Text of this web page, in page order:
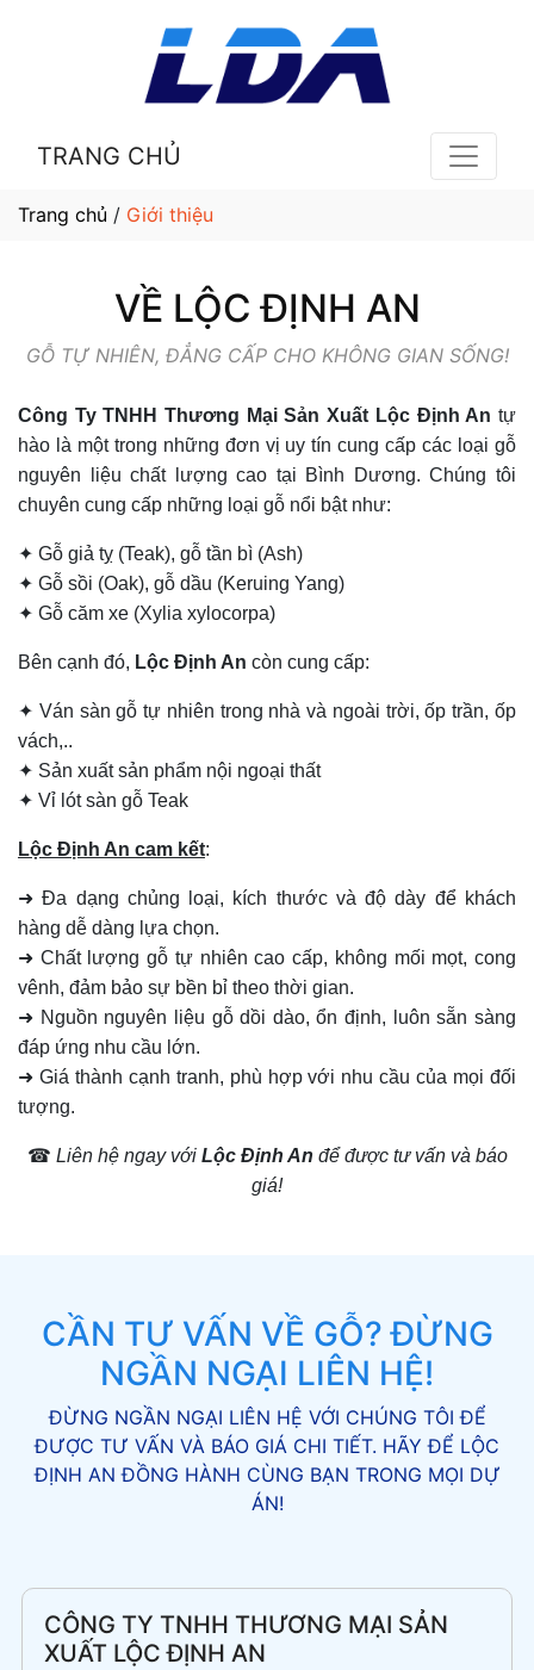
TRANG CHỦ
Trang chủ / Giới thiệu
VỀ LỘC ĐỊNH AN
GỖ TỰ NHIÊN, ĐẲNG CẤP CHO KHÔNG GIAN SỐNG!
Công Ty TNHH Thương Mại Sản Xuất Lộc Định An tự
hào là một trong những đơn vị uy tín cung cấp các loại gỗ
nguyên liệu chất lượng cao tại Bình Dương. Chúng tôi
chuyên cung cấp những loại gỗ nổi bật như:
✦ Gỗ giả tỵ (Teak), gỗ tần bì (Ash)
✦ Gỗ sồi (Oak), gỗ dầu (Keruing Yang)
✦ Gỗ căm xe (Xylia xylocorpa)
Bên cạnh đó, Lộc Định An còn cung cấp:
✦ Ván sàn gỗ tự nhiên trong nhà và ngoài trời, ốp trần, ốp
vách,..
✦ Sản xuất sản phẩm nội ngoại thất
✦ Vỉ lót sàn gỗ Teak
Lộc Định An cam kết:
➜ Đa dạng chủng loại, kích thước và độ dày để khách
hàng dễ dàng lựa chọn.
➜ Chất lượng gỗ tự nhiên cao cấp, không mối mọt, cong
vênh, đảm bảo sự bền bỉ theo thời gian.
➜ Nguồn nguyên liệu gỗ dồi dào, ổn định, luôn sẵn sàng
đáp ứng nhu cầu lớn.
➜ Giá thành cạnh tranh, phù hợp với nhu cầu của mọi đối
tượng.
☎ Liên hệ ngay với Lộc Định An để được tư vấn và báo
giá!
CẦN TƯ VẤN VỀ GỖ? ĐỪNG
NGẦN NGẠI LIÊN HỆ!
ĐỪNG NGẦN NGẠI LIÊN HỆ VỚI CHÚNG TÔI ĐỂ
ĐƯỢC TƯ VẤN VÀ BÁO GIÁ CHI TIẾT. HÃY ĐỂ LỘC
ĐỊNH AN ĐỒNG HÀNH CÙNG BẠN TRONG MỌI DỰ
ÁN!
CÔNG TY TNHH THƯƠNG MẠI SẢN
XUẤT LỘC ĐỊNH AN